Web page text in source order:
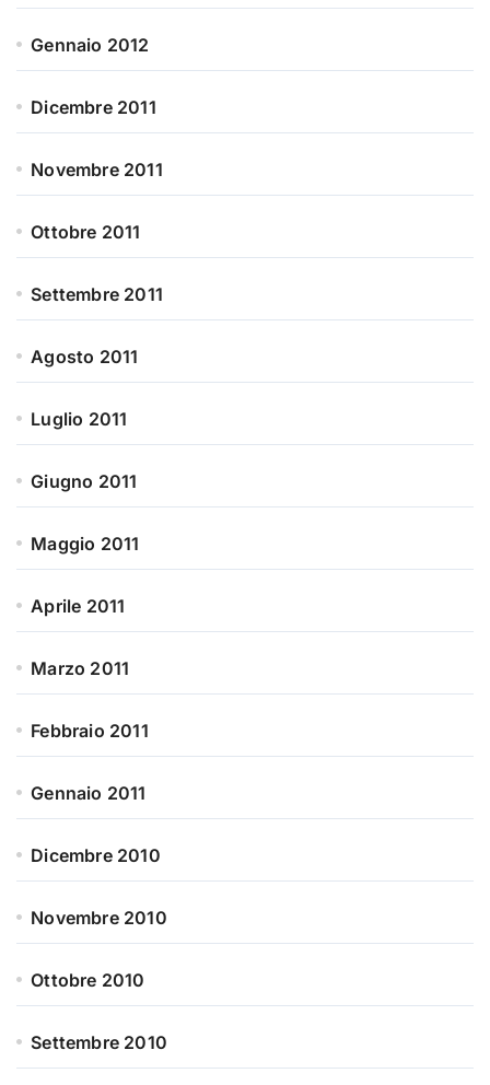
Gennaio 2012
Dicembre 2011
Novembre 2011
Ottobre 2011
Settembre 2011
Agosto 2011
Luglio 2011
Giugno 2011
Maggio 2011
Aprile 2011
Marzo 2011
Febbraio 2011
Gennaio 2011
Dicembre 2010
Novembre 2010
Ottobre 2010
Settembre 2010